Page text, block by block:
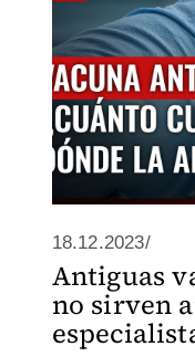
18.12.2023/
Antiguas
no sirven